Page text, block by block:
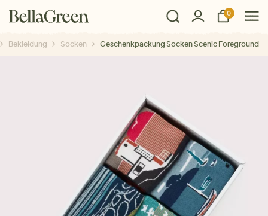
0
Bekleidung Socken Geschenkpackung Socken Scenic Foreground